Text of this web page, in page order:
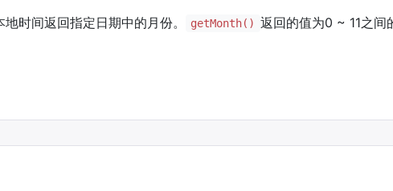
时间返回指定日期中的月份。 getMonth() 返回的值为0 ~ 11之间